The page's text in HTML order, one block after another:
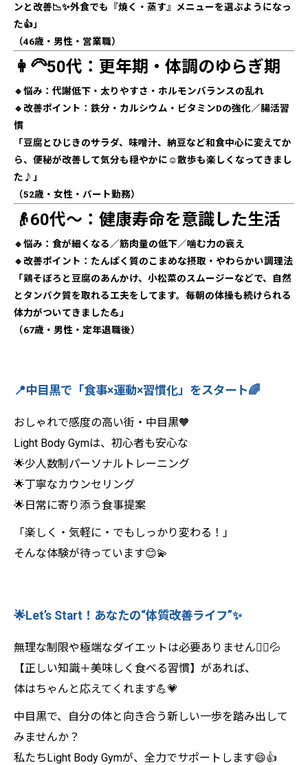
ンと改善📉✨外食でも『焼く・蒸す』メニューを選ぶようになっ
た👍」
（46歳・男性・営業職）
👩‍🦳50代：更年期・体調のゆらぎ期
🔹悩み：代謝低下・太りやすさ・ホルモンバランスの乱れ
🔹改善ポイント：鉄分・カルシウム・ビタミンDの強化／腸活習
慣
「豆腐とひじきのサラダ、味噌汁、納豆など和食中心に変えてか
ら、便秘が改善して気分も穏やかに☺️散歩も楽しくなってきまし
た♪」
（52歳・女性・パート勤務）
👴60代〜：健康寿命を意識した生活
🔹悩み：食が細くなる／筋肉量の低下／噛む力の衰え
🔹改善ポイント：たんぱく質のこまめな摂取・やわらかい調理法
「鶏そぼろと豆腐のあんかけ、小松菜のスムージーなどで、自然
とタンパク質を取れる工夫をしてます。毎朝の体操も続けられる
体力がついてきました💪」
（67歳・男性・定年退職後）
📍中目黒で「食事×運動×習慣化」をスタート🌈
おしゃれで感度の高い街・中目黒🧡
Light Body Gymは、初心者も安心な
🌟少人数制パーソナルトレーニング
🌟丁寧なカウンセリング
🌟日常に寄り添う食事提案
「楽しく・気軽に・でもしっかり変わる！」
そんな体験が待っています😊💫
🌟Let’s Start！あなたの“体質改善ライフ”✨
無理な制限や極端なダイエットは必要ありません🙅‍♀️💦
【正しい知識＋美味しく食べる習慣】があれば、
体はちゃんと応えてくれます💪💗
中目黒で、自分の体と向き合う新しい一歩を踏み出して
みませんか？
私たちLight Body Gymが、全力でサポートします😄👍